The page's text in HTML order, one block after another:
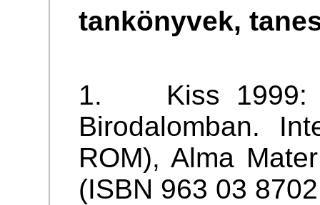
tankönyvek,
1. Kiss 1999:
Birodalomban.
ROM), Alma
(ISBN 963 03